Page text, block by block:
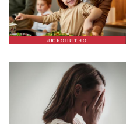
ЛЮБОПИТНО